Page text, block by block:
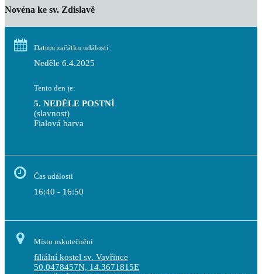
Novéna ke sv. Zdislavě
Datum začátku události
Neděle 6.4.2025
Tento den je:
5. NEDĚLE POSTNÍ
(slavnost)
Fialová barva
Čas události
16:40 - 16:50
Místo uskutečnění
filiální kostel sv. Vavřince
50.0478457N, 14.3671815E